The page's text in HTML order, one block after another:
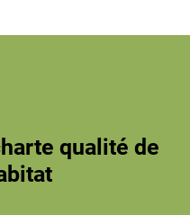
qualité de